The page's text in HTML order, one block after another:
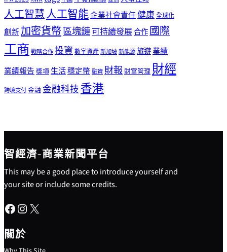
人工智慧人工智能企業社會責任健康全球化
創新加密貨幣區塊鏈可持續發展合作國際
工商戰略合作投資數字資產新加坡新能源旅遊業績
業績報告獎項生活穩定幣融資財報 財富管理財經
跨境支付金融 金融科技香港
智經濟-商業新聞平台
This may be a good place to introduce yourself and
your site or include some credits.
Facebook Instagram X
關於